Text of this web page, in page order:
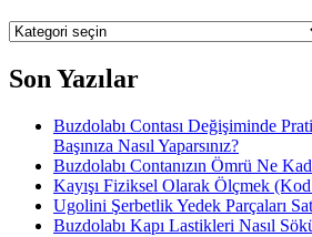
Kategoriler
Son Yazılar
Buzdolabı Contası Değişiminde
Başınıza Nasıl Yaparsınız?
Buzdolabı Contanızın Ömrü Ne
Kayışı Fiziksel Olarak Ölçmek
Ugolini Şerbetlik Yedek Parçaları
Buzdolabı Kapı Lastikleri Nasıl